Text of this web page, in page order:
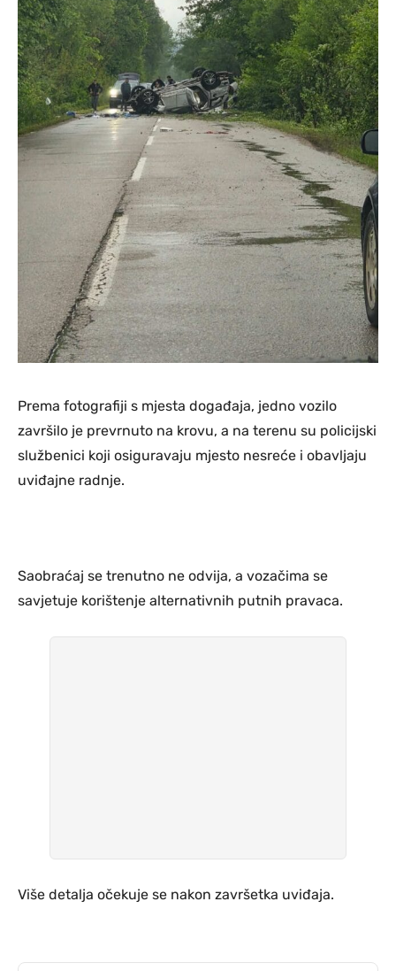
Prema fotografiji s mjesta događaja, jedno vozilo
završilo je prevrnuto na krovu, a na terenu su policijski
službenici koji osiguravaju mjesto nesreće i obavljaju
uviđajne radnje.
Saobraćaj se trenutno ne odvija, a vozačima se
savjetuje korištenje alternativnih putnih pravaca.
Više detalja očekuje se nakon završetka uviđaja.